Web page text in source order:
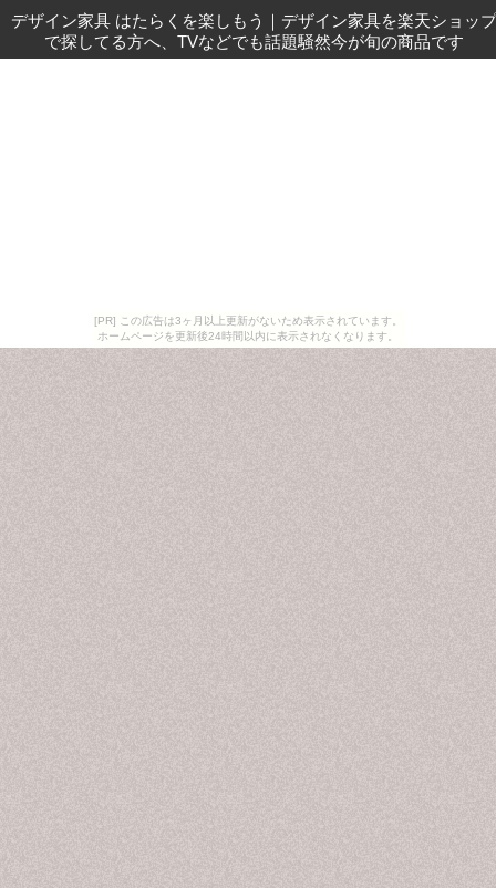
[PR] この広告は3ヶ月以上更新がないため表示されています。
ホームページを更新後24時間以内に表示されなくなります。
デザイン家具 はたらくを楽しもう ｜ デザイン家具を楽天ショップ
で探してる方へ、TVなどでも話題騒然今が旬の商品です